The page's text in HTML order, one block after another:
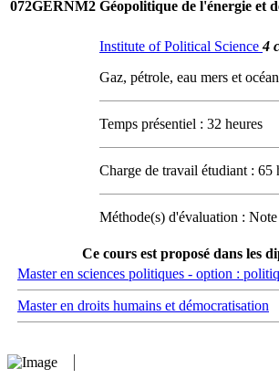
072GERNM2 Géopolitique de l'énergie et
Institute of Political Science4
Gaz, pétrole, eau mers et
Temps présentiel : 32 heures
Charge de travail étudiant : 65
Méthode(s) d'évaluation : Note
Ce cours est proposé dans les
Master en sciences politiques - option :
Master en droits humains et démocratisation